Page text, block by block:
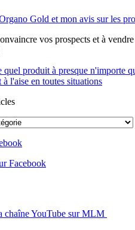
Gold et mon avis sur les
vos prospects et à
Facebook
chaîne YouTube sur MLM